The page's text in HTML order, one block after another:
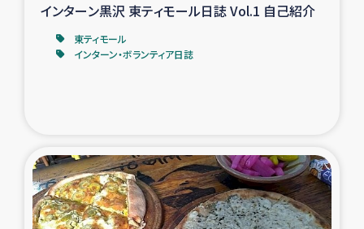
インターン黒沢 東ティモール日誌 Vol.1 自己紹介
東ティモール
インターン・ボランティア日誌